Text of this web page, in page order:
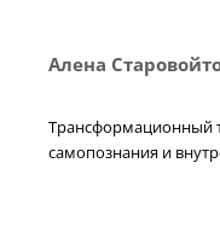
Алена
Трансформационный
самопознания и